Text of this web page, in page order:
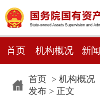
首页 机构概况 新
首页> 机构概况
发布> 正文